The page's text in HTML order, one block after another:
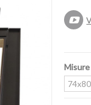
Misure